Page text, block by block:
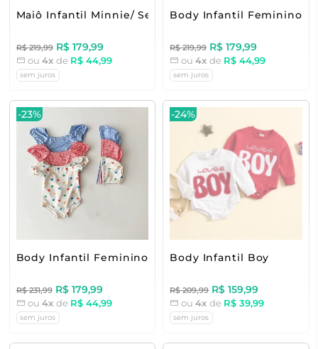
Maiô Infantil Minnie/ Sereia
R$ 219,99 R$ 179,99
ou 4x de R$ 44,99
sem juros
Body Infantil Feminino
R$ 219,99 R$ 179,99
ou 4x de R$ 44,99
sem juros
-23%
Body Infantil Feminino Estampa Delicada
R$ 231,99 R$ 179,99
ou 4x de R$ 44,99
sem juros
-24%
Body Infantil Boy
R$ 209,99 R$ 159,99
ou 4x de R$ 39,99
sem juros